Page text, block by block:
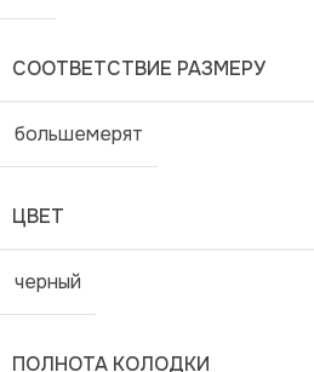
СООТВЕТСТВИЕ РАЗМЕРУ
большемерят
ЦВЕТ
черный
ПОЛНОТА КОЛОДКИ